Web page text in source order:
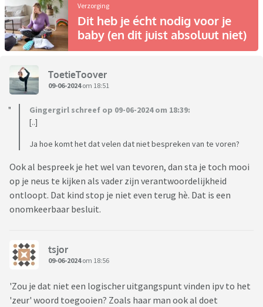
Verzorging
Dit heb je écht nodig voor je
baby (en dit juist absoluut niet)
ToetieToover
09-06-2024om 18:51
Gingergirl schreef op 09-06-2024 om 18:39:
[..]
Ja hoe komt het dat velen dat niet bespreken van te voren?
Ook al bespreek je het wel van tevoren, dan sta je toch mooi
op je neus te kijken als vader zijn verantwoordelijkheid
ontloopt. Dat kind stop je niet even terug hè. Dat is een
onomkeerbaar besluit.
tsjor
09-06-2024om 18:56
'Zou je dat niet een logischer uitgangspunt vinden ipv to het
'zeur' woord toegooien? Zoals haar man ook al doet